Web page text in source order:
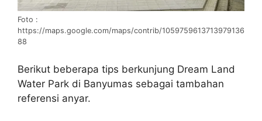
Foto :
https://maps.google.com/maps/contrib/1059759613713979136
88
Berikut beberapa tips berkunjung Dream Land
Water Park di Banyumas sebagai tambahan
referensi anyar.